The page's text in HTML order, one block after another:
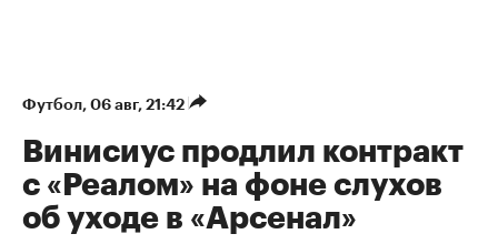
Футбол⁠, 06 авг, 21:42
Винисиус продлил контракт
с «Реалом» на фоне слухов
об уходе в «Арсенал»